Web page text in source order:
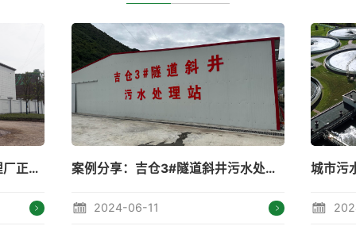
案例分享：吉仓3#隧道斜井污水处理站 城市污水处理---守住碧水蓝天